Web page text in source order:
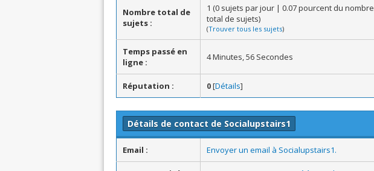
Nombre total de
sujets :
1 (0 sujets par jour | 0.07 pourcent du nombre
total de sujets)
(Trouver tous les sujets)
Temps passé en
ligne :
4 Minutes, 56 Secondes
Réputation : 0[Détails]
Détails de contact de Socialupstairs1
Email : Envoyer un email à Socialupstairs1.